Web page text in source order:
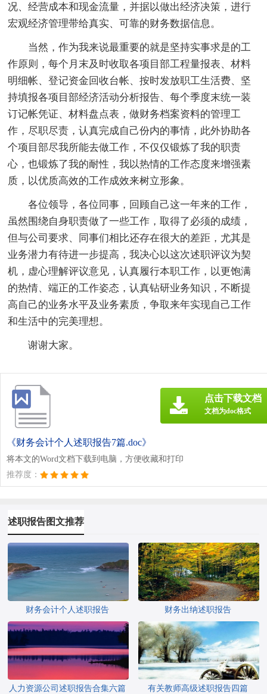
况、经营成本和现金流量，并据以做出经济决策，进行
宏观经济管理带给真实、可靠的财务数据信息。
当然，作为我来说最重要的就是坚持实事求是的工
作原则，每个月末及时收取各项目部工程量报表、材料
明细帐、登记资金回收台帐、按时发放职工生活费、坚
持填报各项目部经济活动分析报告、每个季度末统一装
订记帐凭证、材料盘点表，做财务档案资料的管理工
作，尽职尽责，认真完成自己份内的事情，此外协助各
个项目部尽我所能去做工作，不仅仅锻炼了我的职责
心，也锻炼了我的耐性，我以热情的工作态度来增强素
质，以优质高效的工作成效来树立形象。
各位领导，各位同事，回顾自己这一年来的工作，
虽然围绕自身职责做了一些工作，取得了必须的成绩，
但与公司要求、同事们相比还存在很大的差距，尤其是
业务潜力有待进一步提高，我决心以这次述职评议为契
机，虚心理解评议意见，认真履行本职工作，以更饱满
的热情、端正的工作姿态，认真钻研业务知识，不断提
高自己的业务水平及业务素质，争取来年实现自己工作
和生活中的完美理想。
谢谢大家。
《财务会计个人述职报告7篇.doc》
将本文的Word文档下载到电脑，方便收藏和打印
推荐度：
点击下载文档
文档为doc格式
述职报告图文推荐
财务会计个人述职报告 财务出纳述职报告
人力资源公司述职报告合集六篇 有关教师高级述职报告四篇